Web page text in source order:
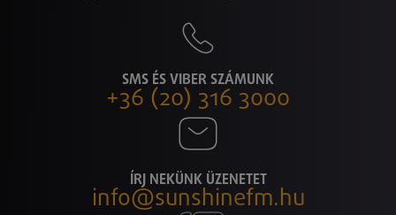
SMS ÉS VIBER SZÁMUNK
+36 (20) 316 3000
ÍRJ NEKÜNK ÜZENETET
info@sunshinefm.hu